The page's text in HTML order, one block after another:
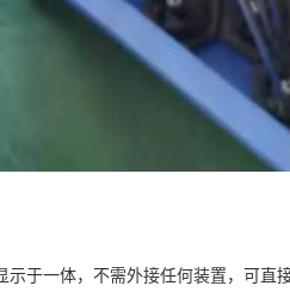
示于一体，不需外接任何装置，可